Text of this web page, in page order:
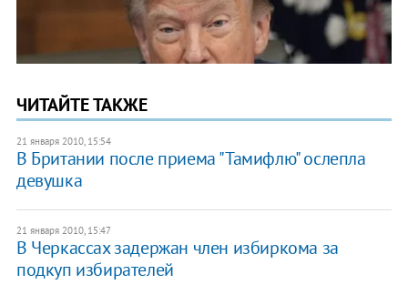
ЧИТАЙТЕ ТАКЖЕ
21 января 2010, 15:54
В Британии после приема "Тамифлю" ослепла
девушка
21 января 2010, 15:47
В Черкассах задержан член избиркома за
подкуп избирателей